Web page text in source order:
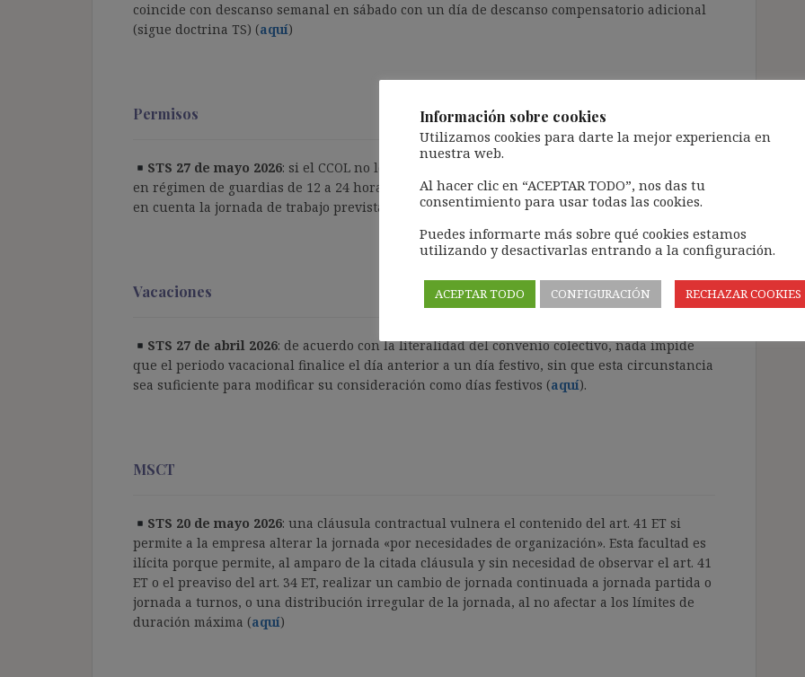
coincide con descanso semanal en sábado con un día de descanso compensatorio adicional
(sigue doctrina TS) (aquí)
Permisos
STS 27 de mayo 2026: si el CCOL no lo establece expresamente, las personas que trabajan
en régimen de guardias de 12 a 24 horas tienen derecho a disfrutar los permisos sin tener
en cuenta la jornada de trabajo prevista ese día (aquí)
Vacaciones
STS 27 de abril 2026: de acuerdo con la literalidad del convenio colectivo, nada impide
que el periodo vacacional finalice el día anterior a un día festivo, sin que esta circunstancia
sea suficiente para modificar su consideración como días festivos (aquí).
MSCT
STS 20 de mayo 2026: una cláusula contractual vulnera el contenido del art. 41 ET si
permite a la empresa alterar la jornada «por necesidades de organización». Esta facultad es
ilícita porque permite, al amparo de la citada cláusula y sin necesidad de observar el art. 41
ET o el preaviso del art. 34 ET, realizar un cambio de jornada continuada a jornada partida o
jornada a turnos, o una distribución irregular de la jornada, al no afectar a los límites de
duración máxima (aquí)
Información sobre cookies
Utilizamos cookies para darte la mejor experiencia en
nuestra web.
Al hacer clic en “ACEPTAR TODO”, nos das tu
consentimiento para usar todas las cookies.
Puedes informarte más sobre qué cookies estamos
utilizando y desactivarlas entrando a la configuración.
ACEPTAR TODO CONFIGURACIÓN RECHAZAR COOKIES